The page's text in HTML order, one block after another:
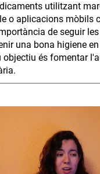
utilitzant
o aplicacions mòbils
de seguir
una bona higiene
objectiu és fomentar